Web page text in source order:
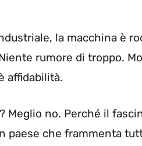
la macchina è
rumore di troppo.
affidabilità.
Meglio no. Perché il
paese che frammenta